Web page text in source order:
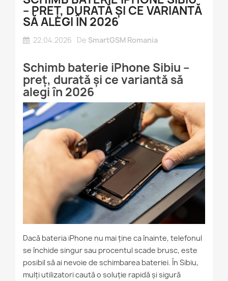
– PREȚ, DURATĂ ȘI CE VARIANTĂ
SĂ ALEGI ÎN 2026
22.04.2026 De SmartGSM Romania
Schimb baterie iPhone Sibiu –
preț, durată și ce variantă să
alegi în 2026
Dacă bateria iPhone nu mai ține ca înainte, telefonul
se închide singur sau procentul scade brusc, este
posibil să ai nevoie de schimbarea bateriei. În Sibiu,
mulți utilizatori caută o soluție rapidă și sigură